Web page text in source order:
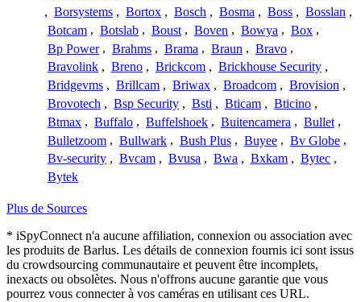
, Borsystems , Bortox , Bosch , Bosma , Boss , Bosslan ,
Botcam , Botslab , Boust , Boven , Bowya , Box ,
Bp Power , Brahms , Brama , Braun , Bravo ,
Bravolink , Breno , Brickcom , Brickhouse Security ,
Bridgevms , Brillcam , Briwax , Broadcom , Brovision ,
Brovotech , Bsp Security , Bsti , Bticam , Bticino ,
Btmax , Buffalo , Buffelshoek , Buitencamera , Bullet ,
Bulletzoom , Bullwark , Bush Plus , Buyee , Bv Globe ,
Bv-security , Bvcam , Bvusa , Bwa , Bxkam , Bytec ,
Bytek
Plus de Sources
* iSpyConnect n'a aucune affiliation, connexion ou association avec
les produits de Barlus. Les détails de connexion fournis ici sont issus
du crowdsourcing communautaire et peuvent être incomplets,
inexacts ou obsolètes. Nous n'offrons aucune garantie que vous
pourrez vous connecter à vos caméras en utilisant ces URL.